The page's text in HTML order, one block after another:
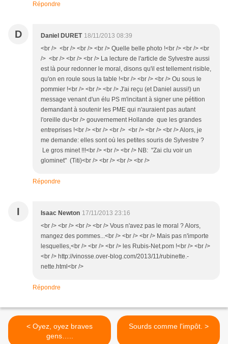
Répondre
D Daniel DURET 18/11/2013 08:39
<br /> <br /> <br /> <br /> Quelle belle photo !<br /> <br /> <br
/> <br /> <br /> <br /> La lecture de l'article de Sylvestre aussi
est là pour redonner le moral, disons qu'il est tellement risible,
qu'on en roule sous la table !<br /> <br /> <br /> Ou sous le
pommier !<br /> <br /> <br /> J'ai reçu (et Daniel aussi!) un
message venant d'un élu PS m'incitant à signer une pétition
demandant à soutenir les PME qui n'auraient pas autant
l'oreille du<br /> gouvernement Hollande que les grandes
entreprises !<br /> <br /> <br /> <br /> <br /> <br /> Alors, je
me demande: elles sont où les petites souris de Sylvestre ?
Le gros minet !!!<br /> <br /> <br /> NB: "Zai clu voir un
glominet" (Titi)<br /> <br /> <br /> <br />
Répondre
I Isaac Newton 17/11/2013 23:16
<br /> <br /> <br /> <br /> Vous n'avez pas le moral ? Alors,
mangez des pommes...<br /> <br /> <br /> Mais pas n'importe
lesquelles,<br /> <br /> <br /> les Rubis-Net.pom !<br /> <br />
<br /> http://vinosse.over-blog.com/2013/11/rubinette.-
nette.html<br />
Répondre
< Oyez, oyez braves
gens…..
Sourds comme l'impôt. >